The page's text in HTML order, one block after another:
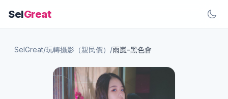
SelGreat
SelGreat/玩轉攝影（親民價） /雨嵐-黑色會